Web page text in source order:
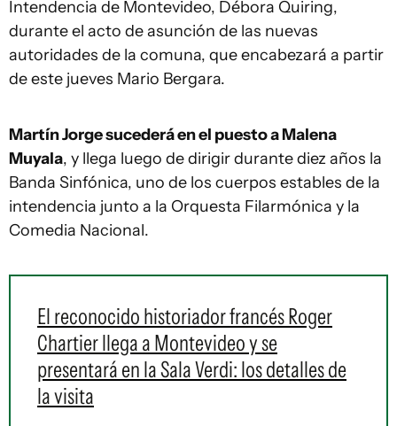
Intendencia de Montevideo, Débora Quiring,
durante el acto de asunción de las nuevas
autoridades de la comuna, que encabezará a partir
de este jueves Mario Bergara.
Martín Jorge sucederá en el puesto a Malena
Muyala, y llega luego de dirigir durante diez años la
Banda Sinfónica, uno de los cuerpos estables de la
intendencia junto a la Orquesta Filarmónica y la
Comedia Nacional.
El reconocido historiador francés Roger
Chartier llega a Montevideo y se
presentará en la Sala Verdi: los detalles de
la visita